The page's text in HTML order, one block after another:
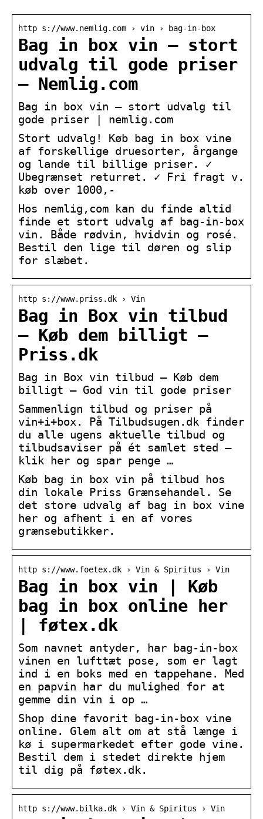
http s://www.nemlig.com › vin › bag-in-box
Bag in box vin – stort
udvalg til gode priser
– Nemlig.com
Bag in box vin – stort udvalg til
gode priser | nemlig.com
Stort udvalg! Køb bag in box vine
af forskellige druesorter, årgange
og lande til billige priser. ✓
Ubegrænset returret. ✓ Fri fragt v.
køb over 1000,-
Hos nemlig,com kan du finde altid
finde et stort udvalg af bag-in-box
vin. Både rødvin, hvidvin og rosé.
Bestil den lige til døren og slip
for slæbet.
http s://www.priss.dk › Vin
Bag in Box vin tilbud
– Køb dem billigt –
Priss.dk
Bag in Box vin tilbud – Køb dem
billigt – God vin til gode priser
Sammenlign tilbud og priser på
vin+i+box. På Tilbudsugen.dk finder
du alle ugens aktuelle tilbud og
tilbudsaviser på ét samlet sted –
klik her og spar penge …
Køb bag in box vin på tilbud hos
din lokale Priss Grænsehandel. Se
det store udvalg af bag in box vine
her og afhent i en af vores
grænsebutikker.
http s://www.foetex.dk › Vin & Spiritus › Vin
Bag in box vin | Køb
bag in box online her
| føtex.dk
Som navnet antyder, har bag-in-box
vinen en lufttæt pose, som er lagt
ind i en boks med en tappehane. Med
en papvin har du mulighed for at
gemme din vin i op …
Shop dine favorit bag-in-box vine
online. Glem alt om at stå længe i
kø i supermarkedet efter gode vine.
Bestil dem i stedet direkte hjem
til dig på føtex.dk.
http s://www.bilka.dk › Vin & Spiritus › Vin